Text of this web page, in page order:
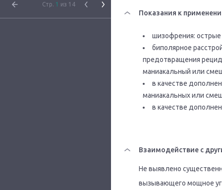
Стр. 1 из 14
Показания к
шизофрения:
биполярное
предотвращения
маниакальный или
в качестве
маниакальных или
в качестве
Взаимодействие с
Не выявлено
вызывающего мощное